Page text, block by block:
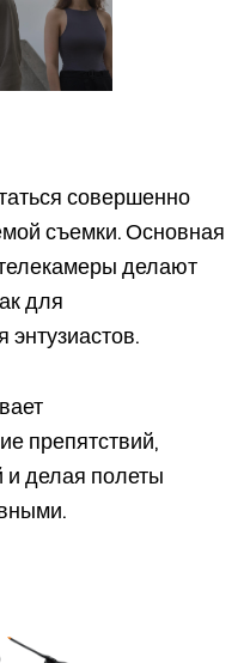
совершенно
съемки. Основная
делают
для
препятствий,
и делая полеты